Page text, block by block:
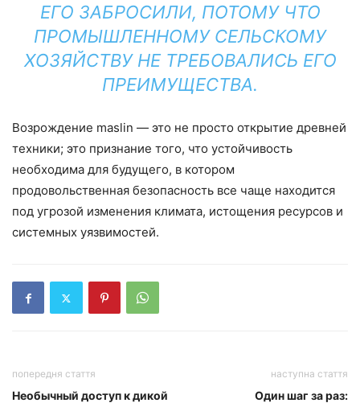
ЕГО ЗАБРОСИЛИ, ПОТОМУ ЧТО
ПРОМЫШЛЕННОМУ СЕЛЬСКОМУ
ХОЗЯЙСТВУ НЕ ТРЕБОВАЛИСЬ ЕГО
ПРЕИМУЩЕСТВА.
Возрождение maslin — это не просто открытие древней
техники; это признание того, что устойчивость
необходима для будущего, в котором
продовольственная безопасность все чаще находится
под угрозой изменения климата, истощения ресурсов и
системных уязвимостей.
попередня стаття
Необычный доступ к дикой
наступна стаття
Один шаг за раз: